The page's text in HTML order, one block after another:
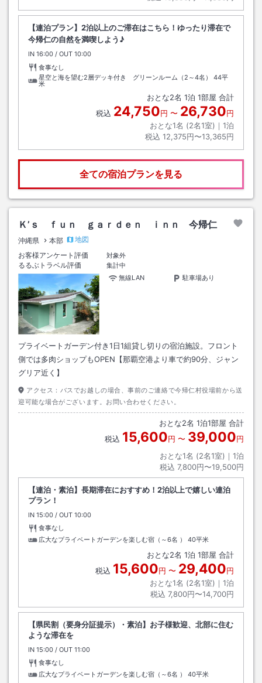
【連泊プラン】2泊以上のご滞在はこちら！ゆったり滞在で
今帰仁の自然を満喫しよう♪
IN チェックイン
16:00 / OUT チェックアウト
10:00
食事なし
星空と海を望む2層デッキ付き グリーンルーム（2～4名）
44平
米
おとな2名 1泊 1部屋 合計
税込 24,750円 〜 26,730円
おとな1名 (2名1室)｜ 1泊
税込 12,375円〜13,365円
全ての宿泊プランを見る
Ｋ’ｓ ｆｕｎ ｇａｒｄｅｎ ｉｎｎ 今帰仁
沖縄県 本部
地図
お客様アンケート評価
対象外
るるぶトラベル評価
集計中
無線LAN
駐車場あり
プライベートガーデン付き1日1組貸し切りの宿泊施設。フロント
側では多肉ショップもOPEN【那覇空港より車で約90分、ジャン
グリア近く】
アクセス： バスでお越しの場合、事前のご連絡で今帰仁村役場前から送
迎可能な場合がございます。お問い合わせください。
おとな2名 1泊1部屋 合計
税込 15,600円 〜 39,000円
おとな1名 (2名1室)｜ 1泊
税込 7,800円〜19,500円
【連泊・素泊】長期滞在におすすめ！2泊以上で嬉しい連泊
プラン！
IN チェックイン
15:00 / OUT チェックアウト
10:00
食事なし
広大なプライベートガーデンを楽しむ宿（～6名 ）
40平米
おとな2名 1泊 1部屋 合計
税込 15,600円 〜 29,400円
おとな1名 (2名1室)｜ 1泊
税込 7,800円〜14,700円
【県民割（要身分証提示）・素泊】お子様歓迎、北部に住む
ような滞在を
IN チェックイン
15:00 / OUT チェックアウト
11:00
食事なし
広大なプライベートガーデンを楽しむ宿（～6名 ）
40平米